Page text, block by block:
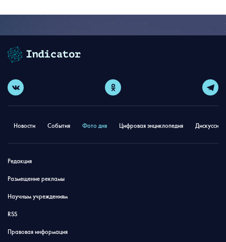
Новости События Фото дня Цифровая энциклопедия
Редакция
Размещение рекламы
Научным учреждениям
RSS
Правовая информация